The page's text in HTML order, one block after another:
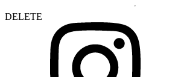
DELETE